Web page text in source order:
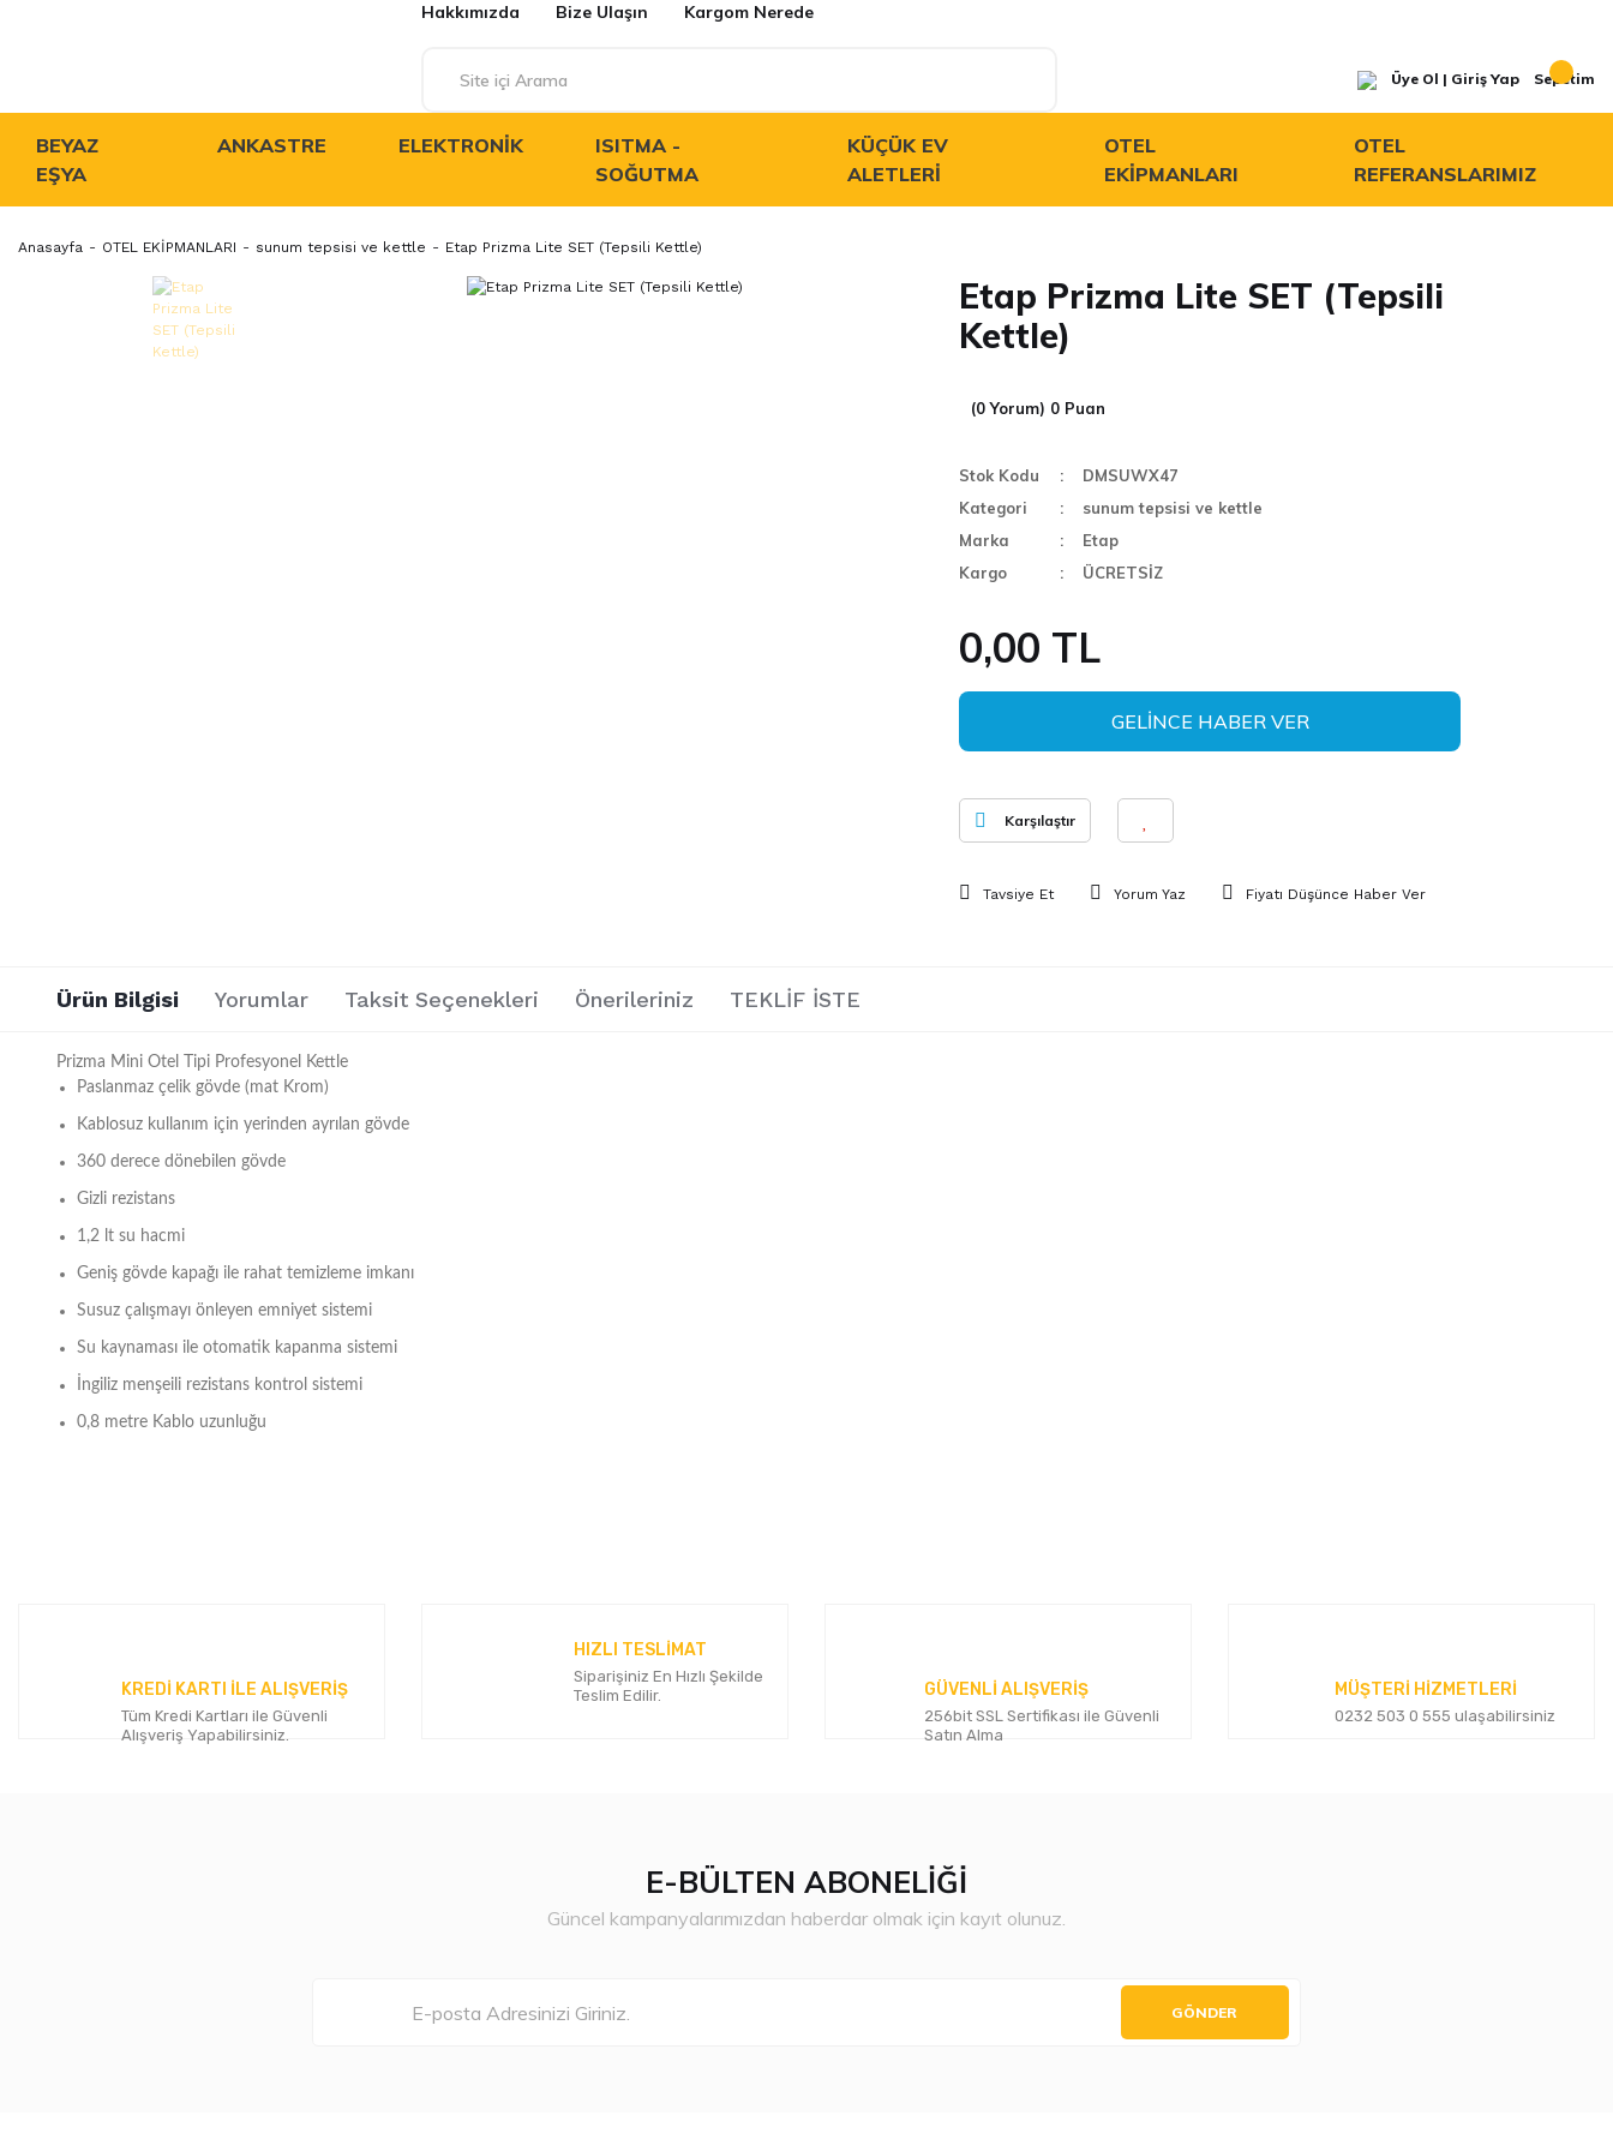
Hakkımızda Bize Ulaşın Kargom Nerede
Üye Ol | Giriş Yap Sepetim
BEYAZ
EŞYA
ANKASTRE ELEKTRONIK
ISITMA -
SOĞUTMA
KÜÇÜK EV
ALETLERI
OTEL
EKİPMANLARI
OTEL
REFERANSLARIMIZ
Anasayfa OTEL EKİPMANLARI sunum tepsisi ve kettle Etap Prizma Lite SET (Tepsili Kettle)
Etap Prizma Lite SET (Tepsili
Kettle)
(0 Yorum) 0 Puan
Stok Kodu
DMSUWX47
Kategori
sunum tepsisi ve kettle
Marka
Etap
Kargo
ÜCRETSİZ
0,00 TL
GELİNCE HABER VER
Karşılaştır
Tavsiye Et Yorum Yaz Fiyatı Düşünce Haber Ver
Ürün Bilgisi Yorumlar Taksit Seçenekleri Önerileriniz TEKLİF İSTE
Prizma Mini Otel Tipi Profesyonel Kettle
Paslanmaz çelik gövde (mat Krom)
Kablosuz kullanım için yerinden ayrılan gövde
360 derece dönebilen gövde
Gizli rezistans
1,2 lt su hacmi
Geniş gövde kapağı ile rahat temizleme imkanı
Susuz çalışmayı önleyen emniyet sistemi
Su kaynaması ile otomatik kapanma sistemi
İngiliz menşeili rezistans kontrol sistemi
0,8 metre Kablo uzunluğu
Ürün fiyatı diğer sitelerden daha pahalı.
Bu ürüne benzer farklı alternatifler olmalı.
Gönder
KREDİ KARTI İLE ALIŞVERİŞ
Tüm Kredi Kartları ile Güvenli
Alışveriş Yapabilirsiniz.
HIZLI TESLİMAT
Siparişiniz En Hızlı Şekilde
Teslim Edilir.
GÜVENLİ ALIŞVERİŞ
256bit SSL Sertifikası ile Güvenli
Satın Alma
MÜŞTERİ HİZMETLERİ
0232 503 0 555 ulaşabilirsiniz
E-BÜLTEN ABONELİĞİ
Güncel kampanyalarımızdan haberdar olmak için kayıt olunuz.
GÖNDER